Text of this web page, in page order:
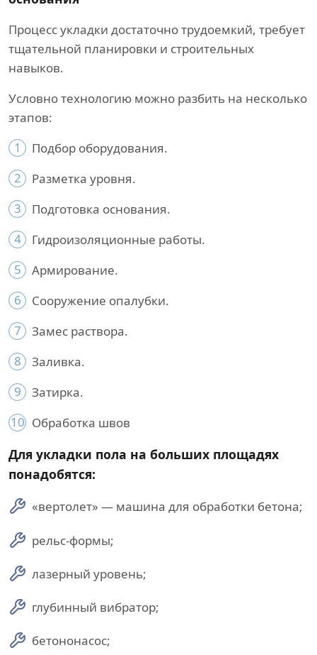
Процесс укладки достаточно трудоемкий, требует
тщательной планировки и строительных
навыков.
Условно технологию можно разбить на несколько
этапов:
1
Подбор оборудования.
2
Разметка уровня.
3
Подготовка основания.
4
Гидроизоляционные работы.
5
Армирование.
6
Сооружение опалубки.
7
Замес раствора.
8
Заливка.
9
Затирка.
10 Обработка швов
Для укладки пола на больших площадях
понадобятся:
«вертолет» — машина для обработки бетона;
рельс-формы;
лазерный уровень;
глубинный вибратор;
бетононасос;